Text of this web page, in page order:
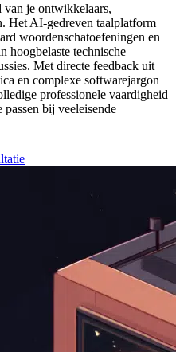
van je ontwikkelaars,
Het AI-gedreven taalplatform
woordenschatoefeningen en
hoogbelaste technische
Met directe feedback uit
en complexe softwarejargon
professionele vaardigheid
bij veeleisende